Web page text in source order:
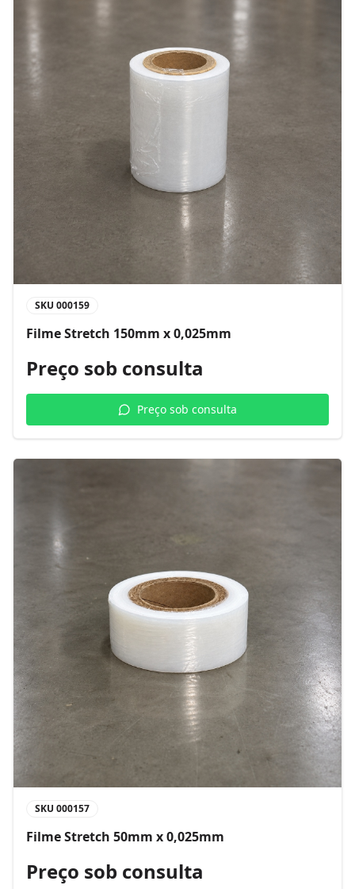
SKU 000159
Filme Stretch 150mm x 0,025mm
Preço sob consulta
Preço sob consulta
SKU 000157
Filme Stretch 50mm x 0,025mm
Preço sob consulta